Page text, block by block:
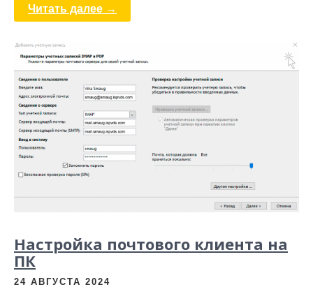
Читать далее →
Настройка почтового клиента на
ПК
24 АВГУСТА 2024